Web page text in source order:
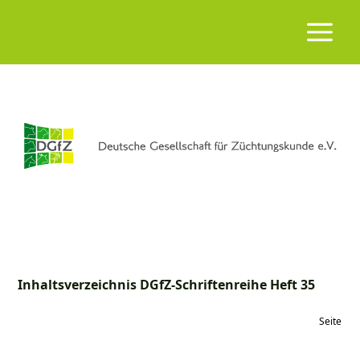
Inhaltsverzeichnis DGfZ-Schriftenreihe Heft 35
Seite